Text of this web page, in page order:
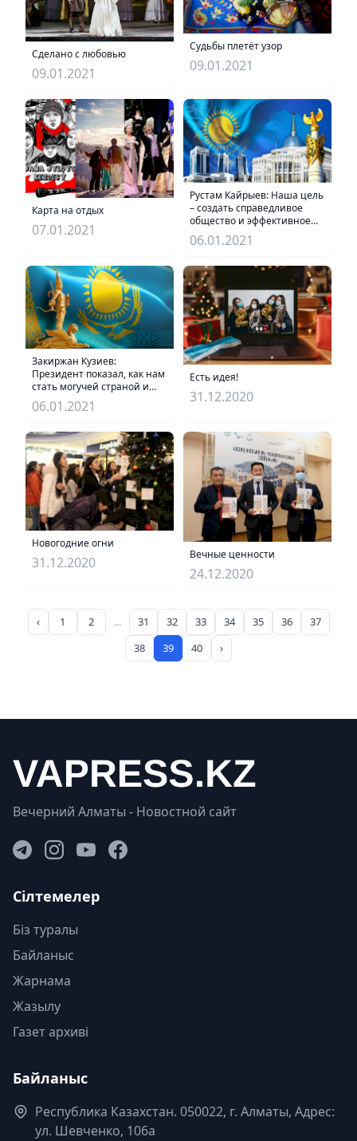
Сделано с любовью
09.01.2021
Судьбы плетёт узор
09.01.2021
Карта на отдых
07.01.2021
Рустам Кайрыев: Наша цель
– создать справедливое
общество и эффективное
государство
06.01.2021
Закиржан Кузиев:
Президент показал, как нам
стать могучей страной и
зрелой нацией
06.01.2021
Есть идея!
31.12.2020
Новогодние огни
31.12.2020 Вечные ценности
24.12.2020
‹ 1 2 ... 31 32 33 34 35 36
37
38
39 40 ›
Вечерний Алматы - Новостной сайт
Сілтемелер
Біз туралы
Байланыс
Жарнама
Жазылу
Газет архиві
Байланыс
Республика Казахстан. 050022, г. Алматы, Адрес:
ул. Шевченко, 106а